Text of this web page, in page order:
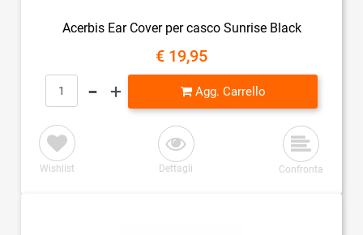
Acerbis Ear Cover per casco Sunrise Black
€ 19,95
Quantità
Agg. Carrello
Wishlist Dettagli Confronta